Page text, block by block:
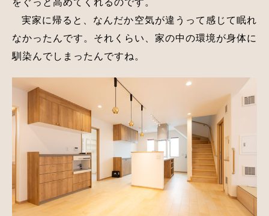
をぐっと高めてくれるのです。
実家に帰ると、なんだか空気が違うって感じて眠れ
なかったんです。それくらい、家の中の環境が身体に
馴染んでしまったんですね。